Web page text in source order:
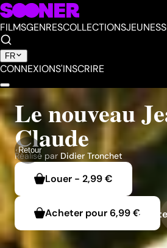
FILMSGENRESCOLLECTIONS
FR
CONNEXIONS'INSCRIRE
Retour
Le nouveau
Claude
Réalisé par Didier Tronchet
Louer - 2,99 €
Acheter pour6,99 €